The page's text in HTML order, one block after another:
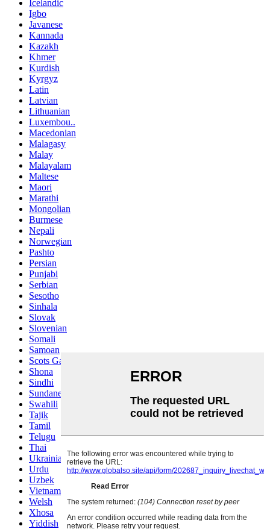
Icelandic
Igbo
Javanese
Kannada
Kazakh
Khmer
Kurdish
Kyrgyz
Latin
Latvian
Lithuanian
Luxembou..
Macedonian
Malagasy
Malay
Malayalam
Maltese
Maori
Marathi
Mongolian
Burmese
Nepali
Norwegian
Pashto
Persian
Punjabi
Serbian
Sesotho
Sinhala
Slovak
Slovenian
Somali
Samoan
Scots Gaelic
Shona
Sindhi
Sundanese
Swahili
Tajik
Tamil
Telugu
Thai
Ukrainian
Urdu
Uzbek
Vietnamese
Welsh
Xhosa
Yiddish